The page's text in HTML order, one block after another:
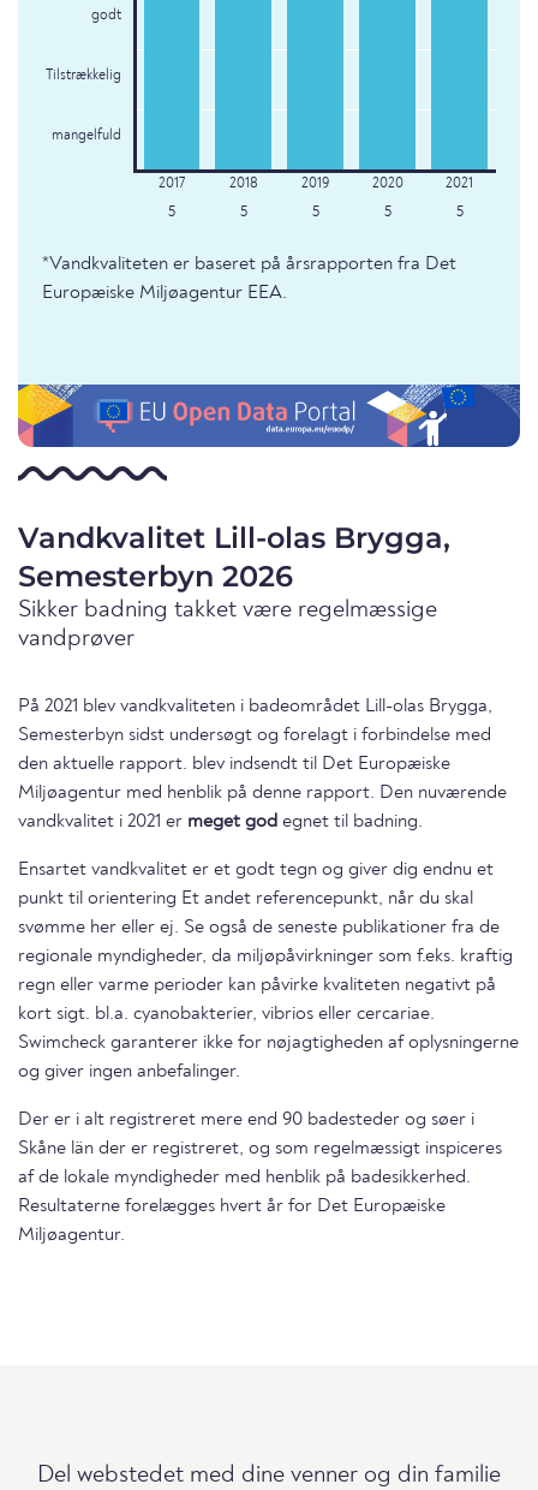
godt
Tilstrækkelig
mangelfuld
5 5 5 5 5
*Vandkvaliteten er baseret på årsrapporten fra Det
Europæiske Miljøagentur EEA.
Vandkvalitet Lill-olas Brygga,
Semesterbyn 2026
Sikker badning takket være regelmæssige
vandprøver
På 2021 blev vandkvaliteten i badeområdet Lill-olas Brygga,
Semesterbyn sidst undersøgt og forelagt i forbindelse med
den aktuelle rapport. blev indsendt til Det Europæiske
Miljøagentur med henblik på denne rapport. Den nuværende
vandkvalitet i 2021 er meget god egnet til badning.
Ensartet vandkvalitet er et godt tegn og giver dig endnu et
punkt til orientering Et andet referencepunkt, når du skal
svømme her eller ej. Se også de seneste publikationer fra de
regionale myndigheder, da miljøpåvirkninger som f.eks. kraftig
regn eller varme perioder kan påvirke kvaliteten negativt på
kort sigt. bl.a. cyanobakterier, vibrios eller cercariae.
Swimcheck garanterer ikke for nøjagtigheden af oplysningerne
og giver ingen anbefalinger.
Der er i alt registreret mere end 90 badesteder og søer i
Skåne län der er registreret, og som regelmæssigt inspiceres
af de lokale myndigheder med henblik på badesikkerhed.
Resultaterne forelægges hvert år for Det Europæiske
Miljøagentur.
Del webstedet med dine venner og din familie